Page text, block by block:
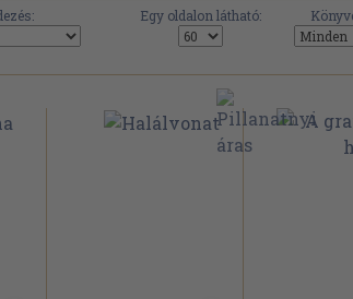
Egy oldalon látható: